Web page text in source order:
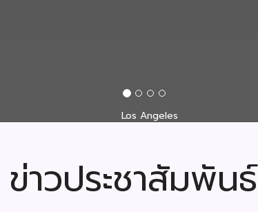
ข่าวประชาสัมพันธ์